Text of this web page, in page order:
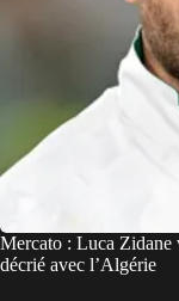
Mercato : Luca Zidane
décrié avec l’Algérie